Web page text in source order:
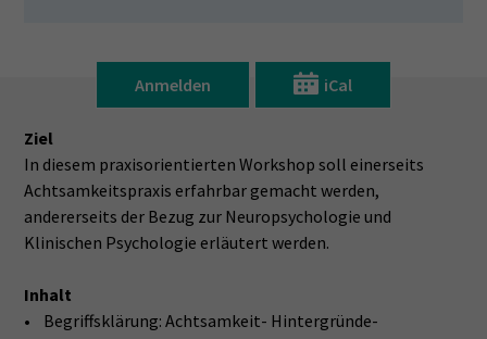
Anmelden iCal
Ziel
In diesem praxisorientierten Workshop soll einerseits
Achtsamkeitspraxis erfahrbar gemacht werden,
andererseits der Bezug zur Neuropsychologie und
Klinischen Psychologie erläutert werden.
Inhalt
• Begriffsklärung: Achtsamkeit- Hintergründe-